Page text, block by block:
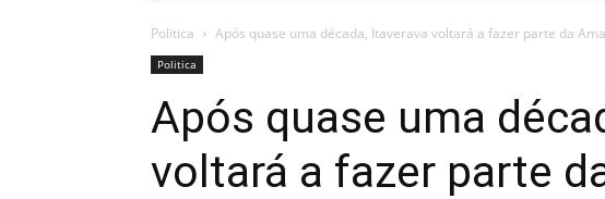
Politica Após quase uma década, Itaverava voltará a fazer parte da
Politica
Após quase uma
voltará a fazer parte